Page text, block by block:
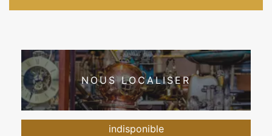
NOUS LOCALISER
indisponible